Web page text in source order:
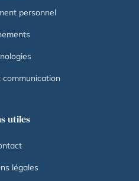
personnel
utiles
légales